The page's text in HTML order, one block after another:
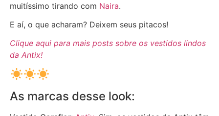
muitíssimo tirando com Naira.
E aí, o que acharam? Deixem seus pitacos!
Clique aqui para mais posts sobre os vestidos lindos
da Antix!
As marcas desse look: